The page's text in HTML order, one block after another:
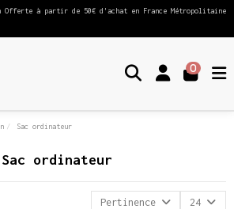
Offerte à partir de 50€ d'achat en France Métropolitaine
0
Sac ordinateur
Sac ordinateur
Pertinence 24